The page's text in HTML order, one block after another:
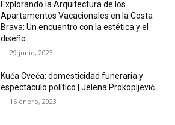
Explorando la Arquitectura de los
Apartamentos Vacacionales en la Costa
Brava: Un encuentro con la estética y el
diseño
29 junio, 2023
Kuća Cveća: domesticidad funeraria y
espectáculo político | Jelena Prokopljević
16 enero, 2023